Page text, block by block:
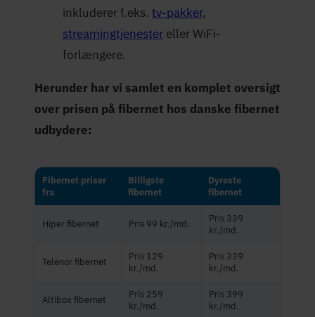
inkluderer f.eks. tv-pakker,
streamingtjenester eller WiFi-
forlængere.
Herunder har vi samlet en komplet oversigt
over prisen på fibernet hos danske fibernet
udbydere:
Fibernet priser
fra
Billigste
fibernet
Dyreste
fibernet
Hiper fibernet Pris 99 kr./md.
Pris 339
kr./md.
Telenor fibernet
Pris 129
kr./md.
Pris 339
kr./md.
Altibox fibernet
Pris 259
kr./md.
Pris 399
kr./md.